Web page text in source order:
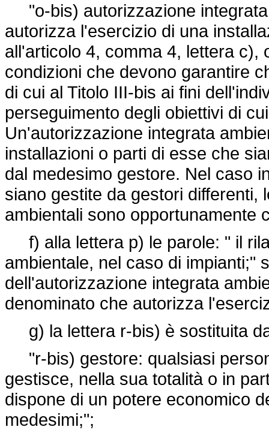
"o-bis) autorizzazione
autorizza l'esercizio di una
all'articolo 4, comma 4, lettera c),
condizioni che devono garantire
di cui al Titolo III-bis ai fini
perseguimento degli obiettivi di
Un'autorizzazione integrata
installazioni o parti di esse che
dal medesimo gestore. Nel caso
siano gestite da gestori differenti,
ambientali sono opportunamente
f) alla lettera p) le parole: " il
ambientale, nel caso di impianti;"
dell'autorizzazione integrata
denominato che autorizza
g) la lettera r-bis) è sostituita
"r-bis) gestore: qualsiasi
gestisce, nella sua totalità o in
dispone di un potere economico
medesimi;";